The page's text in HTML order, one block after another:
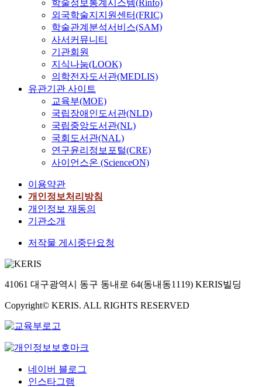
학술정보통계시스템(Rinfo)
외국학술지지원센터(FRIC)
학술관계분석서비스(SAM)
사서커뮤니티
기관회원
지식나눔(LOOK)
의학전자도서관(MEDLIS)
유관기관 사이트
교육부(MOE)
국립장애인도서관(NLD)
국립중앙도서관(NL)
국회도서관(NAL)
연구윤리정보포털(CRE)
사이언스온 (ScienceON)
이용약관
개인정보처리방침
개인정보 재동의
기관소개
저작물 게시중단요청
41061 대구광역시 동구 동내로 64(동내동1119) KERIS빌딩
Copyright© KERIS. ALL RIGHTS RESERVED
네이버 블로그
인스타그램